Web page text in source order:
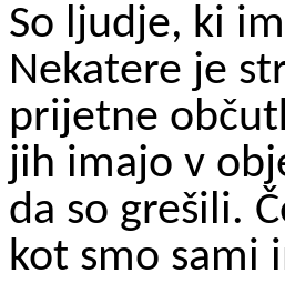
So ljudje, ki
Nekatere je
prijetne
jih imajo v
da so grešili.
kot smo sami